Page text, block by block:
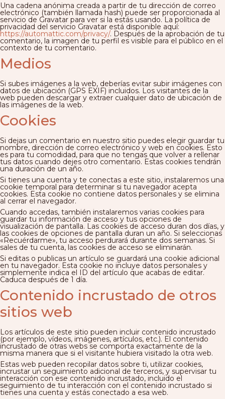
Una cadena anónima creada a partir de tu dirección de correo
electrónico (también llamada hash) puede ser proporcionada al
servicio de Gravatar para ver si la estás usando. La política de
privacidad del servicio Gravatar está disponible aquí:
https://automattic.com/privacy/. Después de la aprobación de tu
comentario, la imagen de tu perfil es visible para el público en el
contexto de tu comentario.
Medios
Si subes imágenes a la web, deberías evitar subir imágenes con
datos de ubicación (GPS EXIF) incluidos. Los visitantes de la
web pueden descargar y extraer cualquier dato de ubicación de
las imágenes de la web.
Cookies
Si dejas un comentario en nuestro sitio puedes elegir guardar tu
nombre, dirección de correo electrónico y web en cookies. Esto
es para tu comodidad, para que no tengas que volver a rellenar
tus datos cuando dejes otro comentario. Estas cookies tendrán
una duración de un año.
Si tienes una cuenta y te conectas a este sitio, instalaremos una
cookie temporal para determinar si tu navegador acepta
cookies. Esta cookie no contiene datos personales y se elimina
al cerrar el navegador.
Cuando accedas, también instalaremos varias cookies para
guardar tu información de acceso y tus opciones de
visualización de pantalla. Las cookies de acceso duran dos días, y
las cookies de opciones de pantalla duran un año. Si seleccionas
«Recuérdarme», tu acceso perdurará durante dos semanas. Si
sales de tu cuenta, las cookies de acceso se eliminarán.
Si editas o publicas un artículo se guardará una cookie adicional
en tu navegador. Esta cookie no incluye datos personales y
simplemente indica el ID del artículo que acabas de editar.
Caduca después de 1 día.
Contenido incrustado de otros
sitios web
Los artículos de este sitio pueden incluir contenido incrustado
(por ejemplo, vídeos, imágenes, artículos, etc.). El contenido
incrustado de otras webs se comporta exactamente de la
misma manera que si el visitante hubiera visitado la otra web.
Estas web pueden recopilar datos sobre ti, utilizar cookies,
incrustar un seguimiento adicional de terceros, y supervisar tu
interacción con ese contenido incrustado, incluido el
seguimiento de tu interacción con el contenido incrustado si
tienes una cuenta y estás conectado a esa web.